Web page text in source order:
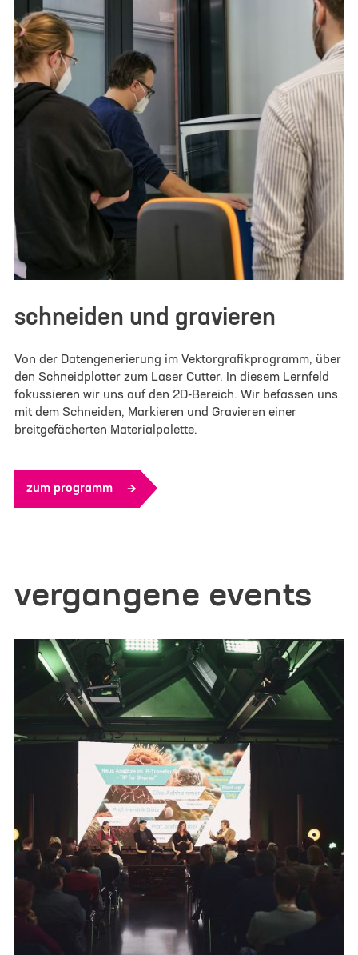
schneiden und gravieren
Von der Datengenerierung im Vektorgrafikprogramm, über
den Schneidplotter zum Laser Cutter. In diesem Lernfeld
fokussieren wir uns auf den 2D-Bereich. Wir befassen uns
mit dem Schneiden, Markieren und Gravieren einer
breitgefächerten Materialpalette.
zum programm
vergangene events